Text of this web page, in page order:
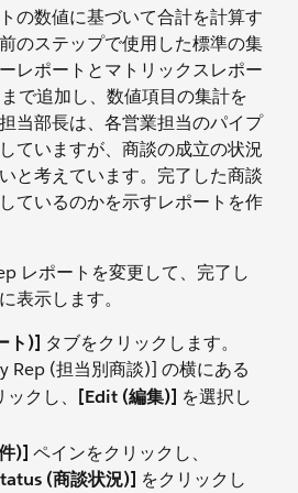
の数値に基づいて合計を計算す
のステップで使用した標準の集
レポートとマトリックスレポー
で追加し、数値項目の集計を
当部長は、各営業担当のパイプ
ていますが、商談の成立の状況
と考えています。完了した商談
ているのかを示すレポートを作
レポートを変更して、完了し
表示します。
ト)] タブをクリックします。
(担当別商談)] の横にある
クし、 [Edit (編集)] を選択し
)] ペインをクリックし、
(商談状況)] をクリックし